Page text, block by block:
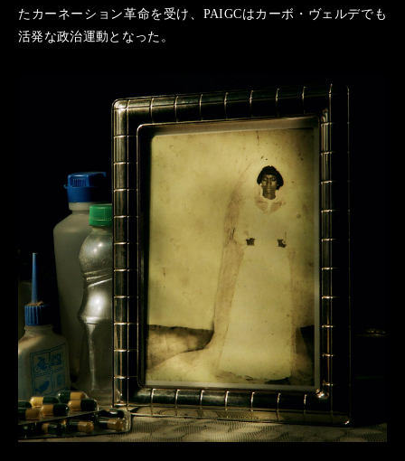
たカーネーション革命を受け、PAIGCはカーボ・ヴェルデでも
活発な政治運動となった。